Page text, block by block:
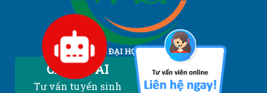
TRƯỜNG ĐẠI HỌC LÂM NGHIỆP
Vietnam National University of Forestry
Chatbot AI
Tư vấn tuyển sinh